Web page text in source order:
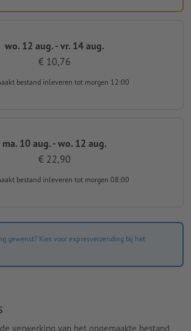
wo. 12 aug. - vr. 14 aug.
€ 10,76
bestand inleveren tot morgen 12:00
ma. 10 aug. - wo. 12 aug.
€ 22,90
bestand inleveren tot morgen 08:00
gewenst? Kies voor expresverzending bij het
verwerking van het opgemaakte bestand